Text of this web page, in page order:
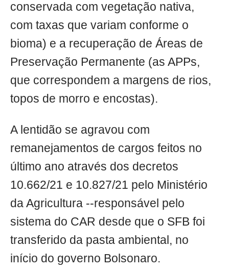
conservada com vegetação nativa,
com taxas que variam conforme o
bioma) e a recuperação de Áreas de
Preservação Permanente (as APPs,
que correspondem a margens de rios,
topos de morro e encostas).
A lentidão se agravou com
remanejamentos de cargos feitos no
último ano através dos decretos
10.662/21 e 10.827/21 pelo Ministério
da Agricultura --responsável pelo
sistema do CAR desde que o SFB foi
transferido da pasta ambiental, no
início do governo Bolsonaro.